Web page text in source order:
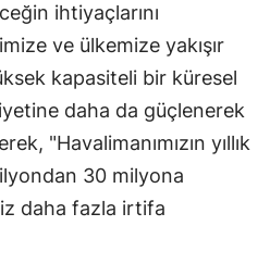
ihtiyaçlarını
ve ülkemize yakışır
kapasiteli bir küresel
daha da güçlenerek
"Havalimanımızın yıllık
30 milyona
daha fazla irtifa